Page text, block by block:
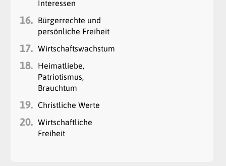
Interessen
16.
Bürgerrechte und
persönliche Freiheit
17. Wirtschaftswachstum
18.
Heimatliebe,
Patriotismus,
Brauchtum
19. Christliche Werte
20. Wirtschaftliche
Freiheit